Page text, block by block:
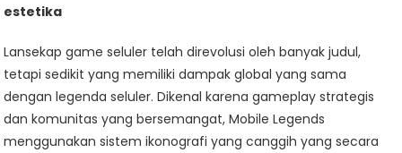
estetika
Lansekap game seluler telah direvolusi oleh banyak judul,
tetapi sedikit yang memiliki dampak global yang sama
dengan legenda seluler. Dikenal karena gameplay strategis
dan komunitas yang bersemangat, Mobile Legends
menggunakan sistem ikonografi yang canggih yang secara